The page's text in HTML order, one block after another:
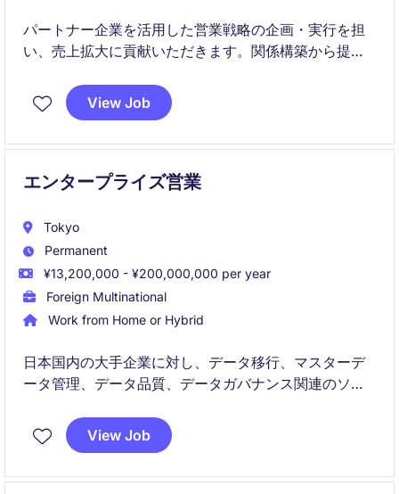
パートナー企業を活用した営業戦略の企画・実行を担
い、売上拡大に貢献いただきます。関係構築から提案
だくポジションです。
View Job
エンタープライズ営業
Tokyo
Permanent
¥13,200,000 - ¥200,000,000 per year
Foreign Multinational
Work from Home or Hybrid
日本国内の大手企業に対し、データ移行、マスターデ
ータ管理、データ品質、データガバナンス関連のソフ
Executiveポジションです。新規顧客の開拓、既存顧客
の深耕、パートナー連携を通じて、顧客のERP刷新や
View Job